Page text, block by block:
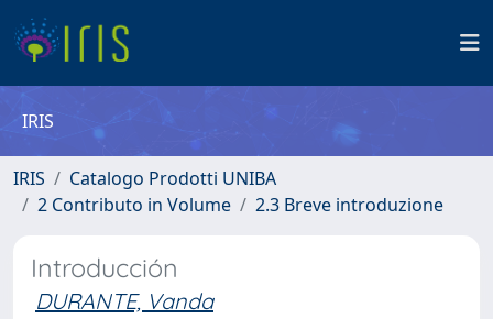
IRIS
IRIS
Catalogo Prodotti UNIBA
2 Contributo in Volume
2.3 Breve introduzione
Introducción
DURANTE, Vanda